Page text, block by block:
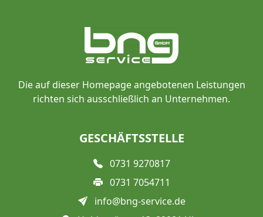
Die auf dieser Homepage angebotenen Leistungen
richten sich ausschließlich an Unternehmen.
GESCHÄFTSSTELLE
0731 9270817
0731 7054711
info@bng-service.de